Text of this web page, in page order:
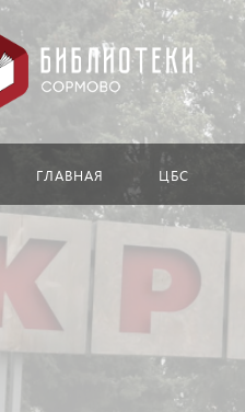
ГЛАВНАЯ ЦБС